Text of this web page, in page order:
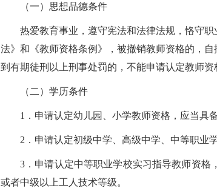
（一）思想品德条件
热爱教育事业，遵守宪法和法律法规，恪守
法》和《教师资格条例》，被撤销教师资格的，
到有期徒刑以上刑事处罚的，不能申请认定教师资
（二）学历条件
1．申请认定幼儿园、小学教师资格，应当具
2．申请认定初级中学、高级中学、中等职业
3．申请认定中等职业学校实习指导教师资
或者中级以上工人技术等级。